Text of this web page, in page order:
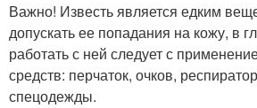
Важно! Известь является едким
допускать ее попадания на кожу, в
работать с ней следует с
средств: перчаток, очков,
спецодежды.